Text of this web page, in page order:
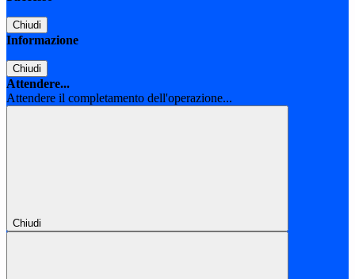
Chiudi
Informazione
Chiudi
Attendere...
Attendere il completamento dell'operazione...
Chiudi